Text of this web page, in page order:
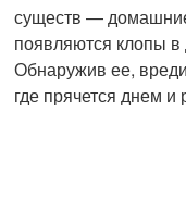
существ —
появляются клопы
Обнаружив ее,
где прячется днем